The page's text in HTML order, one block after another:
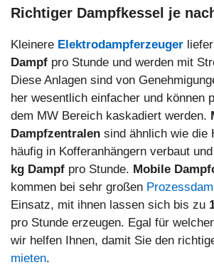
Richtiger Dampfkessel je
Kleinere Elektrodampferzeuger
Dampf pro Stunde und werden mit
Diese Anlagen sind von
her wesentlich einfacher und können
dem MW Bereich kaskadiert werden.
Dampfzentralen sind ähnlich wie die
häufig in Kofferanhängern verbaut
kg Dampf pro Stunde. Mobile
kommen bei sehr großen
Einsatz, mit ihnen lassen sich bis zu
pro Stunde erzeugen. Egal für
wir helfen Ihnen, damit Sie den
mieten.